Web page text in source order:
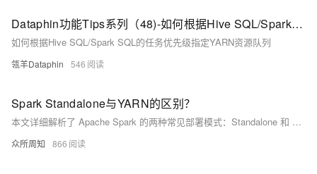
Dataphin功能Tips系列（48)-如何根据Hive SQL/Spark SQL的任务优先级指定YARN资源队列
如何根据Hive SQL/Spark SQL的任务优先级指定YARN资源队列
瓴羊Dataphin 546
Spark Standalone与YARN的区别？
本文详细解析了 Apache Spark 的两种常见部署模式：Standalone 和 YARN。Standalone 模式自带轻量级集群管理服务，适合小规模集群；YARN 模式与 Hadoop 生态系统集成，适合大规模生产环境。文章通过示例代码展示了如何在两种模式下运行 Spark 应用程序，并总结了两者的优缺点，帮助读者根据需求选择合适的部署模式。
众所周知 866